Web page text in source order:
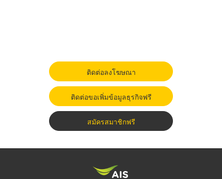
ติดต่อลงโฆษณา
ติดต่อขอเพิ่มข้อมูลธุรกิจฟรี
สมัครสมาชิกฟรี